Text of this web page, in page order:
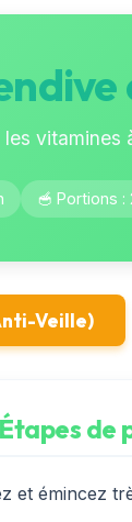
vitamines
🥣 Portions :
Veille)
de
et émincez